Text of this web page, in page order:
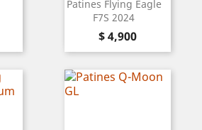
Patines Flying Eagle
F7S 2024
Precio
$ 4,900